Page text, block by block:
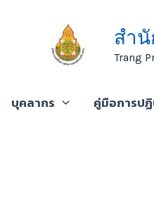
สำ
Trang
บุคลากร คู่มือการป